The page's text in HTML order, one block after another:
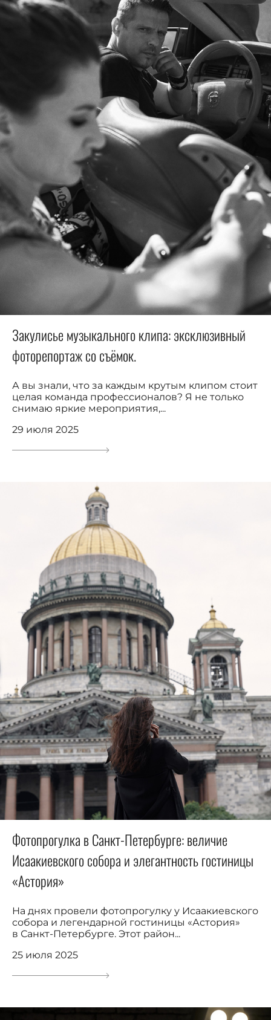
Закулисье музыкального клипа: эксклюзивный
фоторепортаж со съёмок.
А вы знали, что за каждым крутым клипом стоит
целая команда профессионалов? Я не только
снимаю яркие мероприятия,...
29 июля 2025
Фотопрогулка в Санкт-Петербурге: величие
Исаакиевского собора и элегантность гостиницы
«Астория»
На днях провели фотопрогулку у Исаакиевского
собора и легендарной гостиницы «Астория»
в Санкт-Петербурге. Этот район...
25 июля 2025